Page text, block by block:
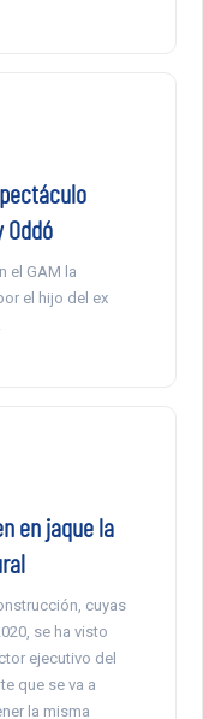
el GAM la
el hijo del ex
en jaque la
cuyas
se ha visto
ejecutivo del
que se va a
la misma